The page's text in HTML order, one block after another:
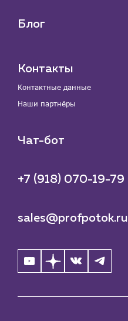
Блог
Контакты
Контактные данные
Наши партнёры
Чат-бот
+7 (918) 070-19-79
sales@profpotok.ru